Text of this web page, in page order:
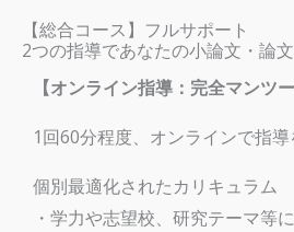
【総合コース】フルサポート
2つの指導であなたの小論文・論
【オンライン指導：完全マンツ
1回60分程度、オンラインで指導
個別最適化されたカリキュラム
・学力や志望校、研究テーマ等